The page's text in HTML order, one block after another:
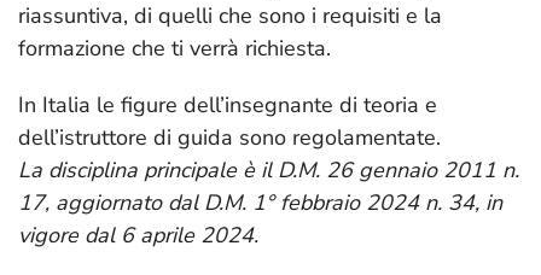
riassuntiva, di quelli che sono i requisiti e la
formazione che ti verrà richiesta.
In Italia le figure dell’insegnante di teoria e
dell’istruttore di guida sono regolamentate.
La disciplina principale è il D.M. 26 gennaio 2011 n.
17, aggiornato dal D.M. 1° febbraio 2024 n. 34, in
vigore dal 6 aprile 2024.